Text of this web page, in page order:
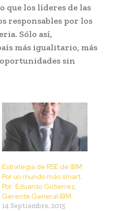
que los líderes de las
responsables por los
Sólo así,
más igualitario, más
sin
Estrategia de RSE de IBM:
Por un mundo más smart.
Por: Eduardo Gutierrez,
Gerente General IBM
14 Septiembre, 2015